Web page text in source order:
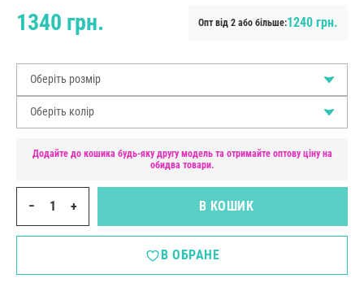
1340 грн. Опт від 2 або більше:1240 грн.
Оберіть розмір
Оберіть колір
Додайте до кошика будь-яку другу модель та отримайте оптову ціну на
обидва товари.
− + В КОШИК
В ОБРАНЕ